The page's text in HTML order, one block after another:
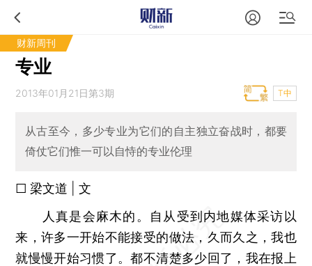
财新周刊
专业
2013年01月21日第3期 T中
从古至今，多少专业为它们的自主独立奋战时，都要
倚仗它们惟一可以自恃的专业伦理
□ 梁文道 | 文
人真是会麻木的。自从受到内地媒体采访以
来，许多一开始不能接受的做法，久而久之，我也
就慢慢开始习惯了。都不清楚多少回了，我在报上